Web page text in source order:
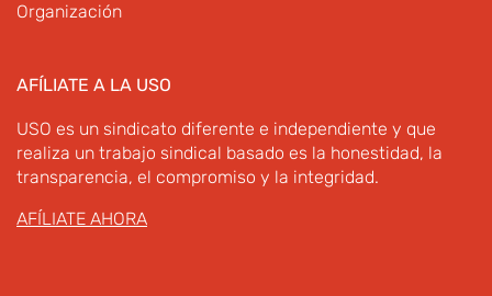
Organización
AFÍLIATE A LA USO
USO es un sindicato diferente e independiente y que
realiza un trabajo sindical basado es la honestidad, la
transparencia, el compromiso y la integridad.
AFÍLIATE AHORA